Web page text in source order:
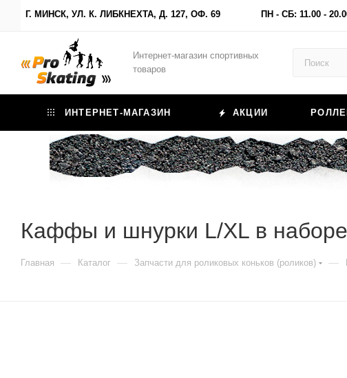
Г. МИНСК, УЛ. К. ЛИБКНЕХТА, Д. 127, ОФ. 69 ПН - СБ: 11.00 -
Интернет-магазин спортивных
товаров
ИНТЕРНЕТ-МАГАЗИН АКЦИИ
Каффы и шнурки L/XL в
Главная — Каталог — Запчасти для роликовых коньков (роликов) —